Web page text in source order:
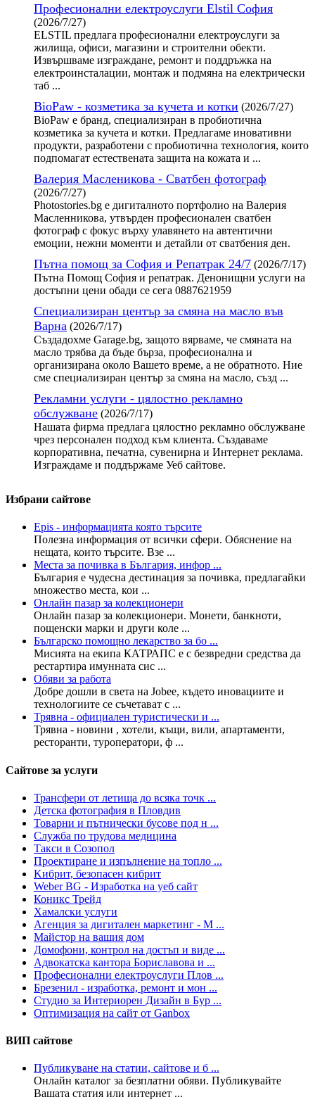
Професионални електроуслуги Elstil София
(2026/7/27)
ELSTIL предлага професионални електроуслуги за
жилища, офиси, магазини и строителни обекти.
Извършваме изграждане, ремонт и поддръжка на
електроинсталации, монтаж и подмяна на електрически
таб ...
BioPaw - козметика за кучета и котки (2026/7/27)
BioPaw е бранд, специализиран в пробиотична
козметика за кучета и котки. Предлагаме иновативни
продукти, разработени с пробиотична технология, които
подпомагат естествената защита на кожата и ...
Валерия Масленикова - Сватбен фотограф
(2026/7/27)
Photostories.bg е дигиталното портфолио на Валерия
Масленникова, утвърден професионален сватбен
фотограф с фокус върху улавянето на автентични
емоции, нежни моменти и детайли от сватбения ден.
Пътна помощ за София и Репатрак 24/7 (2026/7/17)
Пътна Помощ София и репатрак. Денонищни услуги на
достъпни цени обади се сега 0887621959
Специализиран център за смяна на масло във
Варна (2026/7/17)
Създадохме Garage.bg, защото вярваме, че смяната на
масло трябва да бъде бърза, професионална и
организирана около Вашето време, а не обратното. Ние
сме специализиран център за смяна на масло, създ ...
Рекламни услуги - цялостно рекламно
обслужване (2026/7/17)
Нашата фирма предлага цялостно рекламно обслужване
чрез персонален подход към клиента. Създаваме
корпоративна, печатна, сувенирна и Интернет реклама.
Изграждаме и поддържаме Уеб сайтове.
Избрани сайтове
Epis - информацията която търсите
Полезна информация от всички сфери. Обяснение на
нещата, които търсите. Взе ...
Места за почивка в България, инфор ...
България е чудесна дестинация за почивка, предлагайки
множество места, кои ...
Онлайн пазар за колекционери
Онлайн пазар за колекционери. Монети, банкноти,
пощенски марки и други коле ...
Българско помощно лекарство за бо ...
Мисията на екипа КАТРАПС е с безвредни средства да
рестартира имунната сис ...
Обяви за работа
Добре дошли в света на Jobee, където иновациите и
технологиите се съчетават с ...
Трявна - официален туристически и ...
Трявна - новини , хотели, къщи, вили, апартаменти,
ресторанти, туроператори, ф ...
Сайтове за услуги
Трансфери от летища до всяка точк ...
Детска фотография в Пловдив
Товарни и пътнически бусове под н ...
Служба по трудова медицина
Такси в Созопол
Проектиране и изпълнение на топло ...
Kибрит, безопасен кибрит
Weber BG - Изработка на уеб сайт
Коникс Трейд
Хамалски услуги
Агенция за дигитален маркетинг - М ...
Майстор на вашия дом
Домофони, контрол на достъп и виде ...
Адвокатска кантора Бориславова и ...
Професионални електроуслуги Плов ...
Брезенил - изработка, ремонт и мон ...
Студио за Интериорен Дизайн в Бур ...
Оптимизация на сайт от Ganbox
ВИП сайтове
Публикуване на статии, сайтове и б ...
Онлайн каталог за безплатни обяви. Публикувайте
Вашата статия или интернет ...